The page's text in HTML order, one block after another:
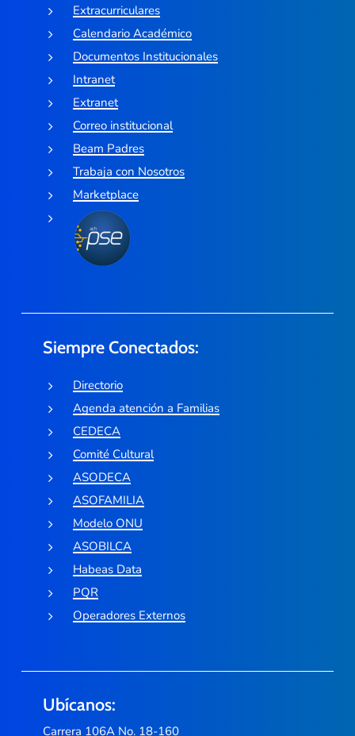
Extracurriculares
Calendario Académico
Documentos Institucionales
Intranet
Extranet
Correo institucional
Beam Padres
Trabaja con Nosotros
Marketplace
Siempre Conectados:
Directorio
Agenda atención a Familias
CEDECA
Comité Cultural
ASODECA
ASOFAMILIA
Modelo ONU
ASOBILCA
Habeas Data
PQR
Operadores Externos
Ubícanos:
Carrera 106A No. 18-160